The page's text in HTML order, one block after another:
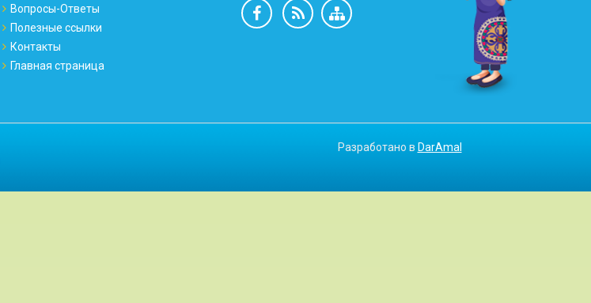
Вопросы-Ответы
Полезные ссылки
Контакты
Главная страница
Разработано в DarAmal